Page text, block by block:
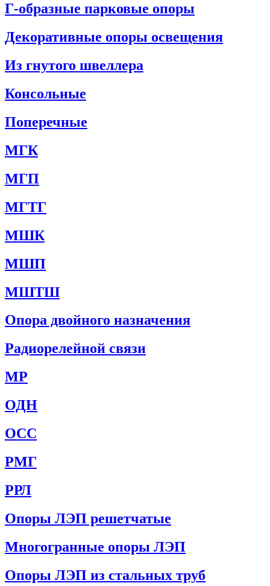
Г-образные парковые опоры
Декоративные опоры освещения
Из гнутого швеллера
Консольные
Поперечные
МГК
МГП
МГТГ
МШК
МШП
МШТШ
Опора двойного назначения
Радиорелейной связи
МР
ОДН
ОСС
РМГ
РРЛ
Опоры ЛЭП решетчатые
Многогранные опоры ЛЭП
Опоры ЛЭП из стальных труб